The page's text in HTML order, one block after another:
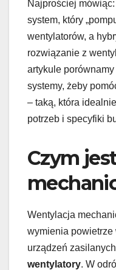
Najprościej
system, który
wentylatorów, a
rozwiązanie z
artykule
systemy, żeby
– taką, która
potrzeb i specyfiki
Czym
Wentylacja
wymienia powietrze
urządzeń
wentylatory. W